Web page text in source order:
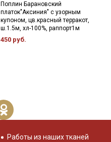
Поплин Барановский
платок"Аксиния" с узорным
купоном, цв.красный терракот,
ш.1.5м, хл-100%, раппорт1м
450 руб.
Работы из наших тканей